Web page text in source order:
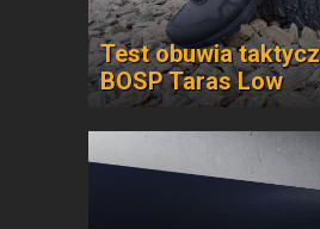
Test obuwia
BOSP Taras Low